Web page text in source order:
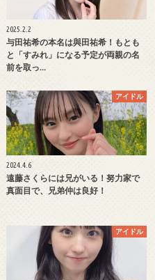
2025.2.2
与田祐希の本名は與田祐希！もとも
と「すみれ」になる予定が両親の名
前を取っ…
アイドル
2024.4.6
遠藤さくらには兄がいる！努力家で
真面目で、兄弟仲は良好！
アイドル